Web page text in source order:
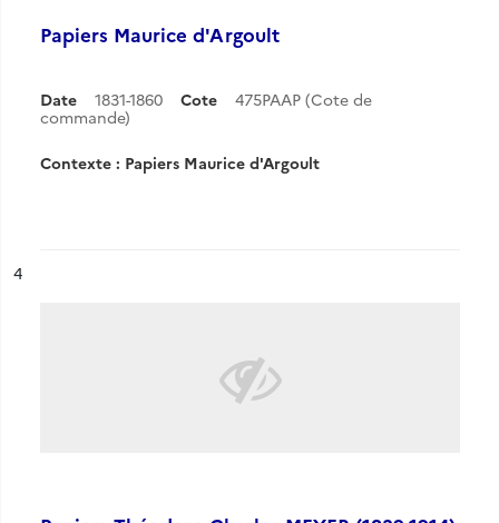
Papiers Maurice d'Argoult
Date 1831-1860 Cote
475PAAP (Cote de
commande)
Contexte : Papiers Maurice d'Argoult
n°
4